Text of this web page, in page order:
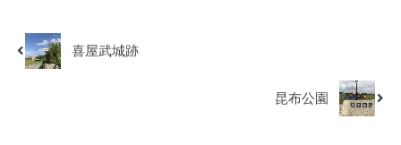
喜屋武城跡
昆布公園